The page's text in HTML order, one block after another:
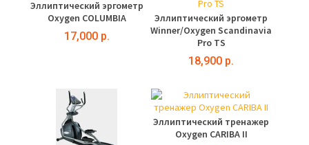
Эллиптический эргометр
Oxygen COLUMBIA
17,000 р.
Эллиптический эргометр
Winner/Oxygen Scandinavia
Pro TS
18,900 р.
Эллиптический тренажер
Oxygen CARIBA II